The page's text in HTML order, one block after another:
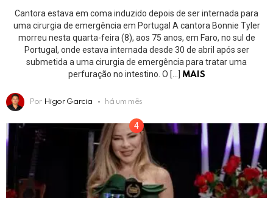
Cantora estava em coma induzido depois de ser internada para
uma cirurgia de emergência em Portugal A cantora Bonnie Tyler
morreu nesta quarta-feira (8), aos 75 anos, em Faro, no sul de
Portugal, onde estava internada desde 30 de abril após ser
submetida a uma cirurgia de emergência para tratar uma
perfuração no intestino. O […]
MAIS
Por Higor Garcia há um mês